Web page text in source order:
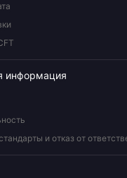
информация
и отказ от